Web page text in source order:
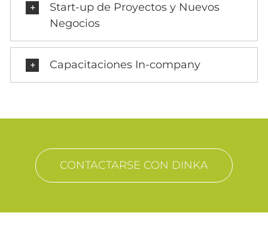
Start-up de Proyectos y Nuevos
Negocios
Capacitaciones In-company
CONTACTARSE CON DINKA